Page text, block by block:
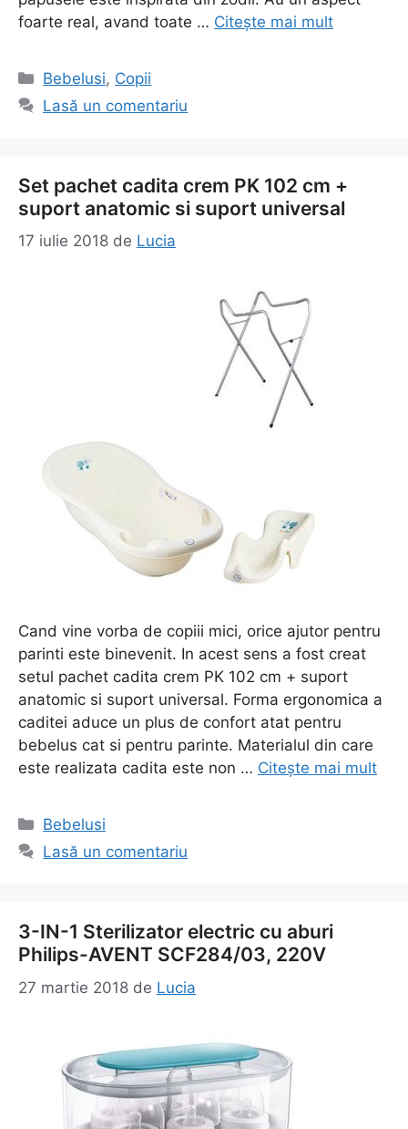
foarte real, avand toate … Citește mai mult
Categorii
Bebelusi, Copii
Lasă un comentariu
Set pachet cadita crem PK 102 cm +
suport anatomic si suport universal
17 iulie 2018 de Lucia
Cand vine vorba de copiii mici, orice ajutor pentru
parinti este binevenit. In acest sens a fost creat
setul pachet cadita crem PK 102 cm + suport
anatomic si suport universal. Forma ergonomica a
caditei aduce un plus de confort atat pentru
bebelus cat si pentru parinte. Materialul din care
este realizata cadita este non … Citește mai mult
Categorii
Bebelusi
Lasă un comentariu
3-IN-1 Sterilizator electric cu aburi
Philips-AVENT SCF284/03, 220V
27 martie 2018 de Lucia